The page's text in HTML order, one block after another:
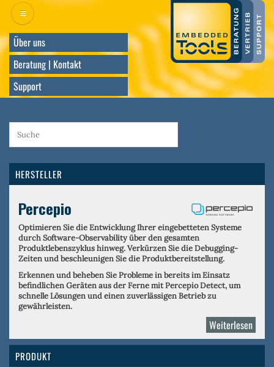
Direkt
zum
InhaltÜber uns
Beratung | Kontakt
Support
HERSTELLER
Percepio
Optimieren Sie die Entwicklung Ihrer eingebetteten Systeme
durch Software-Observability über den gesamten
Produktlebenszyklus hinweg. Verkürzen Sie die Debugging-
Zeiten und beschleunigen Sie die Produktbereitstellung.
Erkennen und beheben Sie Probleme in bereits im Einsatz
befindlichen Geräten aus der Ferne mit Percepio Detect, um
schnelle Lösungen und einen zuverlässigen Betrieb zu
gewährleisten.
Weiterlesen
PRODUKT